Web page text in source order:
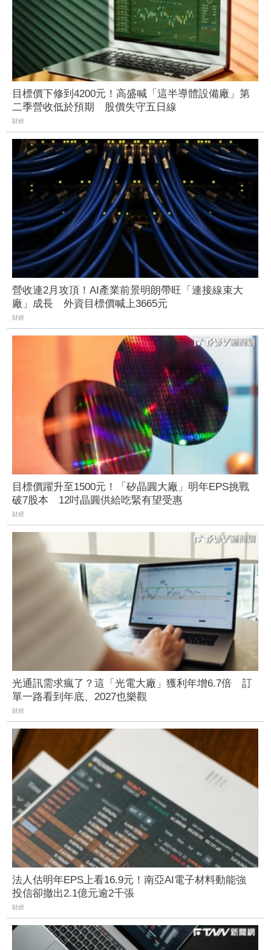
目標價下修到4200元！高盛喊「這半導體設備廠」第
二季營收低於預期 股價失守五日線
財經
營收連2月攻頂！AI產業前景明朗帶旺「連接線束大
廠」成長 外資目標價喊上3665元
財經
目標價躍升至1500元！「矽晶圓大廠」明年EPS挑戰
破7股本 12吋晶圓供給吃緊有望受惠
財經
光通訊需求瘋了？這「光電大廠」獲利年增6.7倍 訂
單一路看到年底、2027也樂觀
財經
法人估明年EPS上看16.9元！南亞AI電子材料動能強
投信卻撤出2.1億元逾2千張
財經